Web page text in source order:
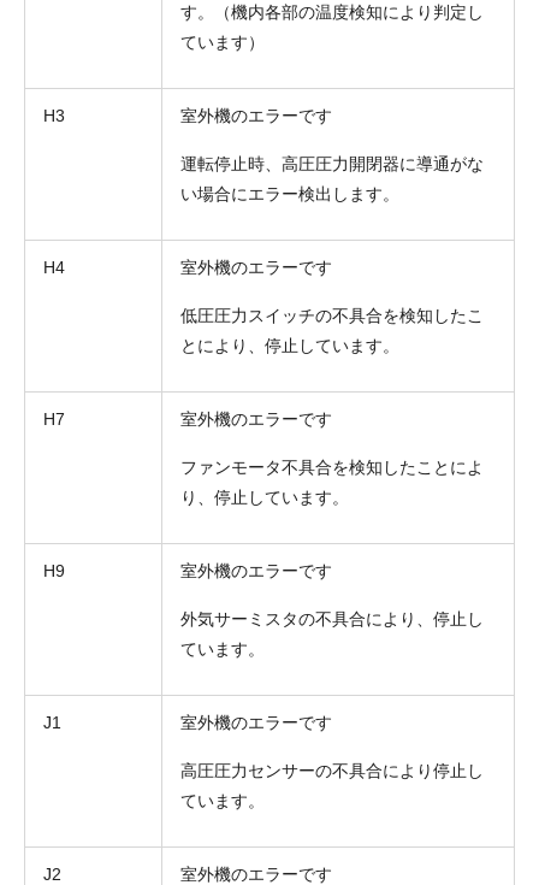
す。（機内各部の温度検知により判定し
ています）
H3 室外機のエラーです
運転停止時、高圧圧力開閉器に導通がな
い場合にエラー検出します。
H4 室外機のエラーです
低圧圧力スイッチの不具合を検知したこ
とにより、停止しています。
H7 室外機のエラーです
ファンモータ不具合を検知したことによ
り、停止しています。
H9 室外機のエラーです
外気サーミスタの不具合により、停止し
ています。
J1 室外機のエラーです
高圧圧力センサーの不具合により停止し
ています。
J2 室外機のエラーです